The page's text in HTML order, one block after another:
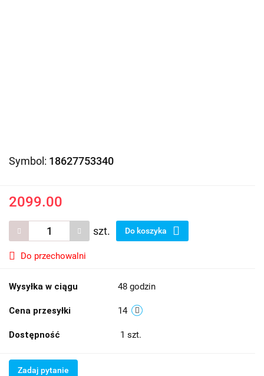
Symbol: 18627753340
2099.00
szt. Do koszyka
Do przechowalni
Wysyłka w ciągu 48 godzin
Cena przesyłki 14
Dostępność 1 szt.
Zadaj pytanie